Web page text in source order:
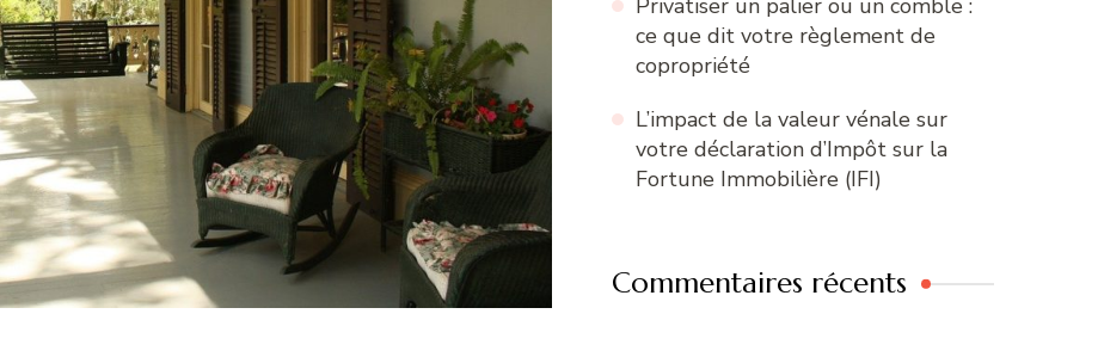
Privatiser un palier ou un comble :
ce que dit votre règlement de
copropriété
L’impact de la valeur vénale sur
votre déclaration d’Impôt sur la
Fortune Immobilière (IFI)
Commentaires récents